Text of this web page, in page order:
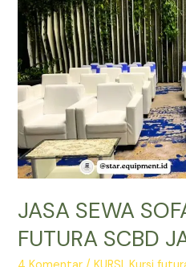
JASA SEWA
FUTURA SCBD